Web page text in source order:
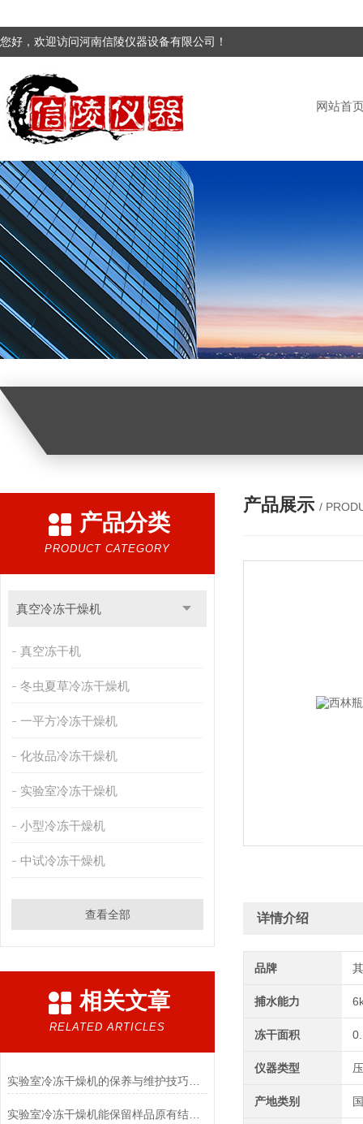
您好，欢迎访问河南信陵仪器设备有限公司！
网站首
产品分类
PRODUCT CATEGORY
真空冷冻干燥机
真空冻干机
冬虫夏草冷冻干燥机
一平方冷冻干燥机
化妆品冷冻干燥机
实验室冷冻干燥机
小型冷冻干燥机
中试冷冻干燥机
查看全部
相关文章
RELATED ARTICLES
实验室冷冻干燥机能保留样品原有结构和活性
产品展示 /
详情介绍
品牌
捕水能力
冻干面积
仪器类型
产地类别